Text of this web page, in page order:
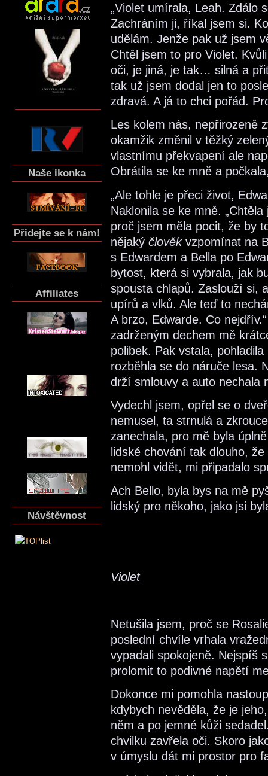
Naše ikonka
Přidejte se k nám!
Affiliates
Návštěvnost
„Violet umírala, Leah. Zdálo
Zachráním ji, říkal jsem si.
udělám. Jenže pak už jsem
Chtěl jsem to pro Violet.
oči, je jiná, je tak… silná a
tak už jsem dodal jen to
zdravá. A já to chci pořád.
Les kolem nás, nepřirozeně
okamžik změnil v těžký
vlastnímu překvapení ale
Obrátila se ke mně a
„Ale tohle je přeci život,
Naklonila se ke mně.
proč jsem měla pocit, že by
nějaký člověkvzpomínat na
s Edwardem a Bella po
bytost, která si vybrala, jak
spousta chlapů. Zaslouží si,
upírů a vlků. Ale teď to
A brzo, Edwarde. Co
zadrženým dechem mě
polibek. Pak vstala,
rozběhla se do náruče lesa.
drží smlouvy a auto nechala
Vydechl jsem, opřel se o
nemusel, ta strnulá a
zanechala, pro mě byla
lidské chování tak dlouho,
nemohl vidět, mi připadalo
Ach Bello, byla bys na mě
lidský pro někoho, jako jsi
Violet
Netušila jsem, proč se
poslední chvíle vrhala
vypadali spokojeně. Nejspíš
prolomit to podivné napětí
Dokonce mi pomohla
kdybych nevěděla, že je
něm a po jemné kůži
chvilku zavřela oči. Skoro
v úmyslu dát mi prostor pro